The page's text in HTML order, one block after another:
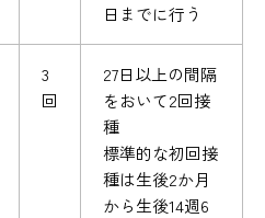
日までに行う
3
回
27日以上の間隔
をおいて2回接
種
標準的な初回接
種は生後2か月
から生後14週6